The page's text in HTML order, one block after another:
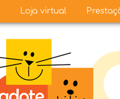
Loja virtual